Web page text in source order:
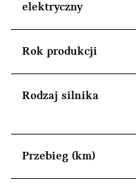
elektryczny
Rok produkcji
Rodzaj silnika
Przebieg (km)